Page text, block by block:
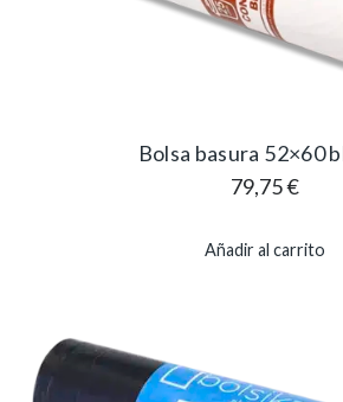
Bolsa basura 52×60
79,75€
Añadir al carrito